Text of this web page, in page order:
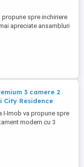
propune spre inchiriere
apreciate ansambluri
ndash; Balanta
apartament modern
2 locuri de parcare,
3 camere 2
City Residence
I-Imob va propune spre
modern cu 3
utila 63 mp, situat
de parcare
Residence. Spatiile